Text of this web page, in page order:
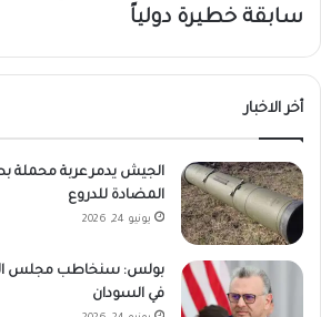
سابقة خطيرة دولياً
أخر الاخبار
الجيش يدمر عربة محملة
المضادة للدروع
يونيو 24, 2026
بولس: سنخاطب مجلس
في السودان